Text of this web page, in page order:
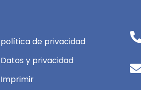
política de privacidad
Datos y privacidad
Imprimir